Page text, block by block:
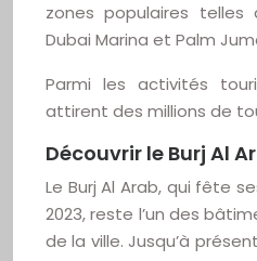
zones populaires telles
Dubai Marina et Palm
Parmi les activités
attirent des millions de
Découvrir le Burj Al
Le Burj Al Arab, qui fête
2023, reste l’un des
de la ville. Jusqu’à